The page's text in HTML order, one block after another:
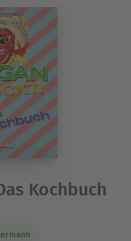
Kochbuch